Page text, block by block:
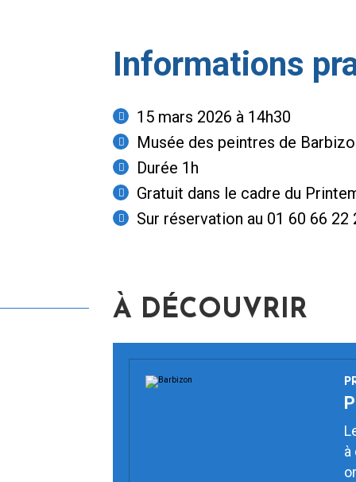
Informations
15 mars 2026 à 14h30
Musée des peintres de
Durée 1h
Gratuit dans le cadre du
Sur réservation au 01 60 66 22
À DÉCOUVRIR
à